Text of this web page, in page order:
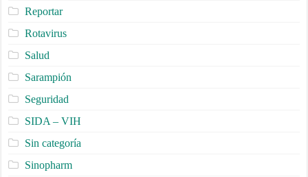
Reportar
Rotavirus
Salud
Sarampión
Seguridad
SIDA – VIH
Sin categoría
Sinopharm